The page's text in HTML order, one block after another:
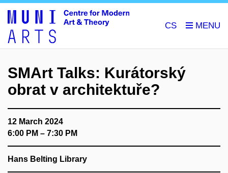
CS
SMArt Talks: Kurátorský
obrat v architektuře?
12 March 2024
6:00 PM – 7:30 PM
Hans Belting Library